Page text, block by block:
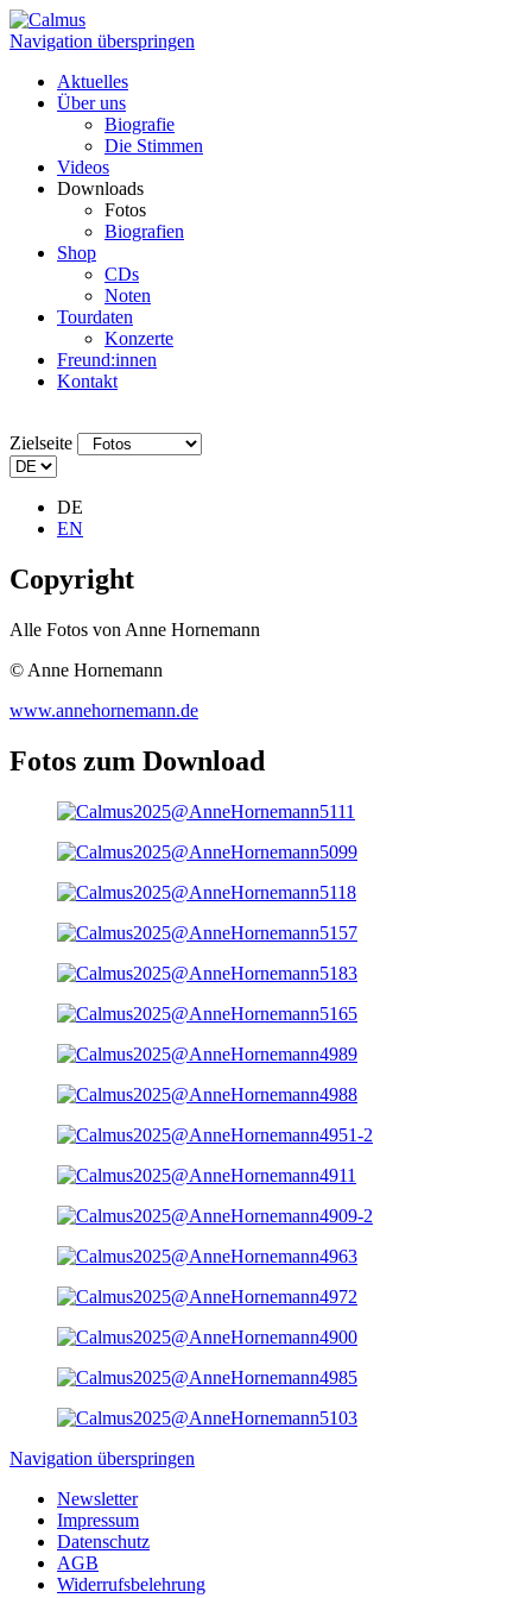
Navigation überspringen
Aktuelles
Über uns
Biografie
Die Stimmen
Videos
Downloads
Fotos
Biografien
Shop
CDs
Noten
Tourdaten
Konzerte
Freund:innen
Kontakt
Zielseite
DE
EN
Copyright
Alle Fotos von Anne Hornemann
© Anne Hornemann
www.annehornemann.de
Fotos zum Download
Navigation überspringen
Newsletter
Impressum
Datenschutz
AGB
Widerrufsbelehrung